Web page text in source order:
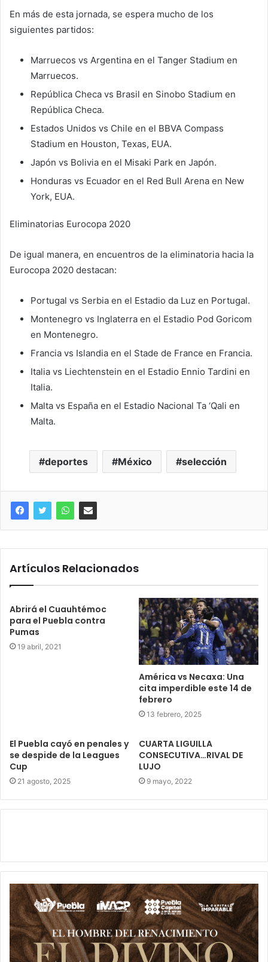
En más de esta jornada, se espera mucho de los
siguientes partidos:
Marruecos vs Argentina en el Tanger Stadium en
Marruecos.
República Checa vs Brasil en Sinobo Stadium en
República Checa.
Estados Unidos vs Chile en el BBVA Compass
Stadium en Houston, Texas, EUA.
Japón vs Bolivia en el Misaki Park en Japón.
Honduras vs Ecuador en el Red Bull Arena en New
York, EUA.
Eliminatorias Eurocopa 2020
De igual manera, en encuentros de la eliminatoria hacia la
Eurocopa 2020 destacan:
Portugal vs Serbia en el Estadio da Luz en Portugal.
Montenegro vs Inglaterra en el Estadio Pod Goricom
en Montenegro.
Francia vs Islandia en el Stade de France en Francia.
Italia vs Liechtenstein en el Estadio Ennio Tardini en
Italia.
Malta vs España en el Estadio Nacional Ta ‘Qali en
Malta.
deportes México selección
Artículos Relacionados
Abrirá el Cuauhtémoc
para el Puebla contra
Pumas
19 abril, 2021
América vs Necaxa: Una
cita imperdible este 14 de
febrero
13 febrero, 2025
El Puebla cayó en penales y
se despide de la Leagues
Cup
21 agosto, 2025
CUARTA LIGUILLA
CONSECUTIVA…RIVAL DE
LUJO
9 mayo, 2022